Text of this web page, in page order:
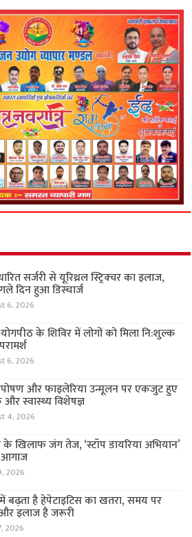
सर्जरी से यूरिथ्रल स्ट्रिक्चर का इलाज,
दिन हुआ डिस्चार्ज
6, 2026
के शिविर में लोगों को मिला नि:शुल्क
6, 2026
और फाइलेरिया उन्मूलन पर एकजुट हुए
स्वास्थ्य विशेषज्ञ
4, 2026
के खिलाफ जंग तेज, ‘स्टॉप डायरिया अभियान’
2026
बढ़ता है हेपेटाइटिस का खतरा, समय पर
इलाज है जरूरी
2026